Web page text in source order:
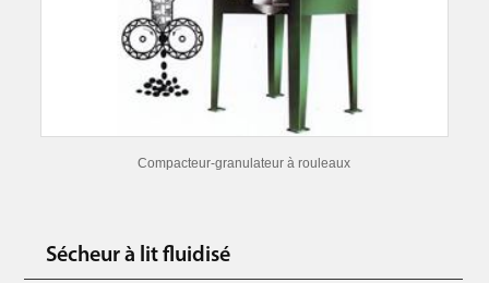
Compacteur-granulateur à rouleaux
Sécheur à lit fluidisé